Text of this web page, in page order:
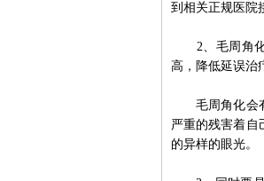
到相关正规医院
2、毛周角化
高，降低延误治
毛周角化会有
严重的残害着自
的异样的眼光。